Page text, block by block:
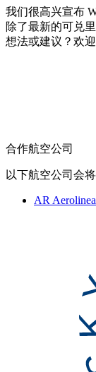
我们很高兴宣布
除了最新的可兑
想法或建议？欢
合作航空公司
以下航空公司会将
AR